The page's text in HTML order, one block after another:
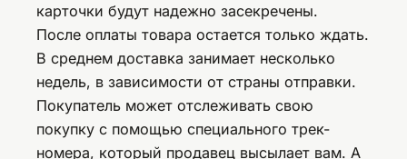
карточки будут надежно засекречены.
После оплаты товара остается только ждать.
В среднем доставка занимает несколько
недель, в зависимости от страны отправки.
Покупатель может отслеживать свою
покупку с помощью специального трек-
номера, который продавец высылает вам. А